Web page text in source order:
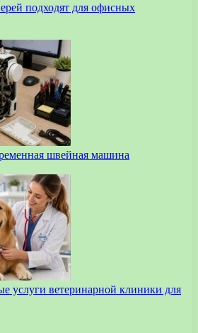
подходят для офисных
швейная машина
услуги ветеринарной клиники для